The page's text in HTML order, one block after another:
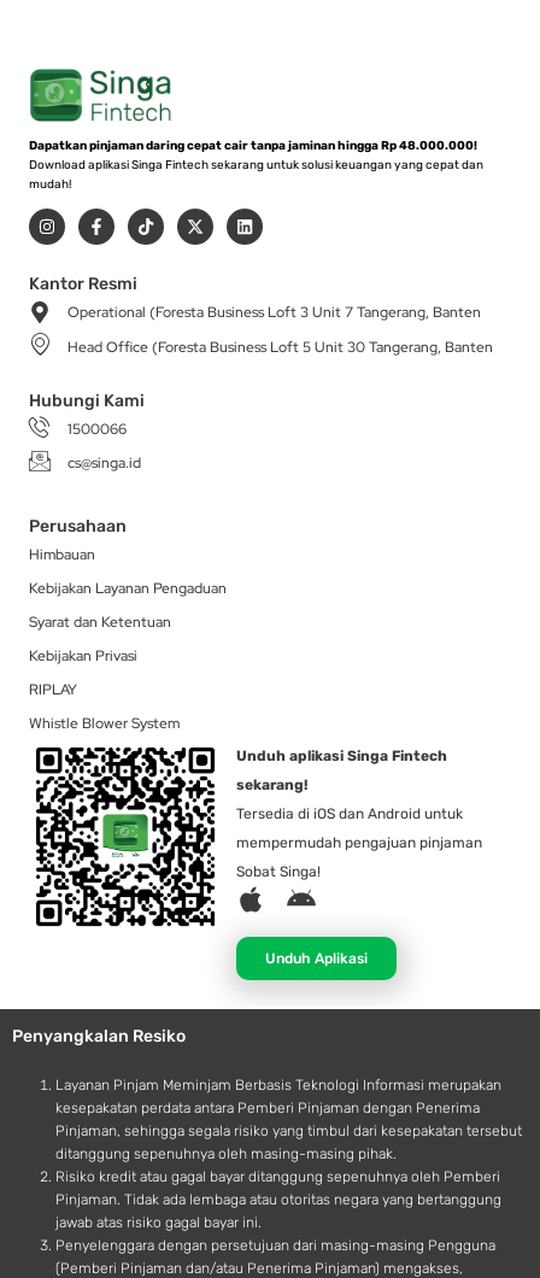
Dapatkan pinjaman daring cepat cair tanpa jaminan hingga Rp 48.000.000!
Download aplikasi Singa Fintech sekarang untuk solusi keuangan yang cepat dan
mudah!
I
n
s
a
g
r
a
m
F
a
c
b
o
-
T
i
k
X
-
t
t
r
L
i
n
i
Kantor Resmi
Operational (Foresta Business Loft 3 Unit 7 Tangerang, Banten
Head Office (Foresta Business Loft 5 Unit 30 Tangerang, Banten
Hubungi Kami
1500066
cs@singa.id
Perusahaan
Himbauan
Kebijakan Layanan Pengaduan
Syarat dan Ketentuan
Kebijakan Privasi
RIPLAY
Whistle Blower System
Unduh aplikasi Singa Fintech
sekarang!
Tersedia di iOS dan Android untuk
mempermudah pengajuan pinjaman
Sobat Singa!
A
p
l
e
A
d
r
o
d
Unduh Aplikasi
Penyangkalan Resiko
Layanan Pinjam Meminjam Berbasis Teknologi Informasi merupakan
kesepakatan perdata antara Pemberi Pinjaman dengan Penerima
Pinjaman, sehingga segala risiko yang timbul dari kesepakatan tersebut
ditanggung sepenuhnya oleh masing-masing pihak.
Risiko kredit atau gagal bayar ditanggung sepenuhnya oleh Pemberi
Pinjaman. Tidak ada lembaga atau otoritas negara yang bertanggung
jawab atas risiko gagal bayar ini.
Penyelenggara dengan persetujuan dari masing-masing Pengguna
(Pemberi Pinjaman dan/atau Penerima Pinjaman) mengakses,